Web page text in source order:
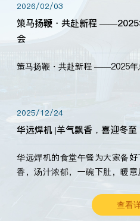
2026/02/03
策马扬鞭・共赴新程 ——2025
会
策马扬鞭・共赴新程 ——2025年
2025/12/24
华远焊机 |羊气飘香，喜迎冬至
华远焊机的食堂午餐为大家备
香，汤汁浓郁，一碗下肚，暖
查看